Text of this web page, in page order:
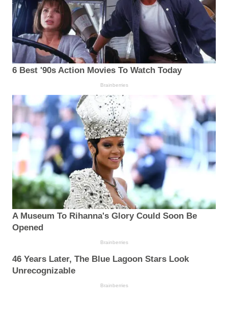
6 Best '90s Action Movies To Watch Today
Brainberries
A Museum To Rihanna's Glory Could Soon Be
Opened
Brainberries
46 Years Later, The Blue Lagoon Stars Look
Unrecognizable
Brainberries